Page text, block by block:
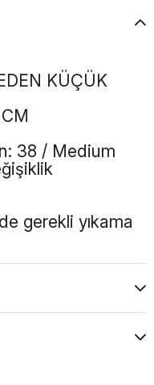
KÜÇÜK
38 / Medium
gerekli yıkama